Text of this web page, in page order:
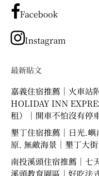
章
類
Facebook
Instagram
最新貼文
嘉義住宿推薦｜火車站
HOLIDAY INN
租）｜開車不怕沒有停
墾丁住宿推薦｜日光.
原. 無敵海景｜墾丁大
南投溪頭住宿推薦｜七
溪頭教育園區｜好吃法